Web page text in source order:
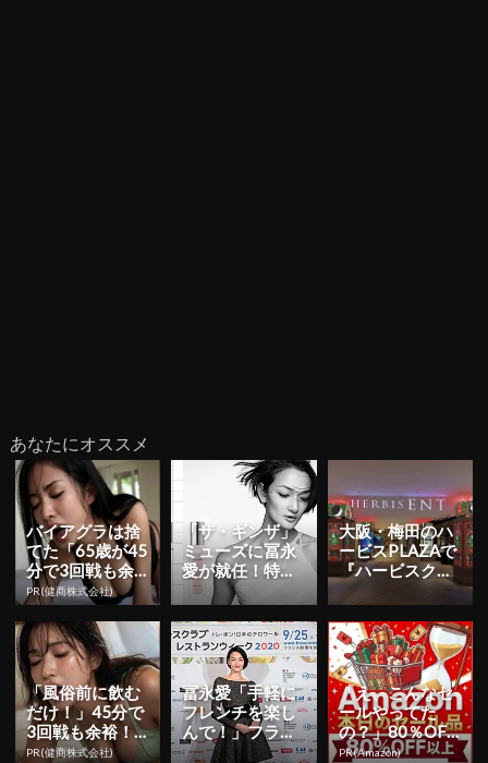
あなたにオススメ
バイアグラは捨
てた「65歳が45
分で3回戦も余
裕」980円で朝
まで絶好調！
PR(健商株式会社)
「ザ・ギンザ」
ミューズに冨永
愛が就任！特注
ドレスを着用し
た新CMも公開
大阪・梅田のハ
ービスPLAZAで
『ハービスクリ
スマスフェア』
が11/6より開
催！...
「風俗前に飲む
だけ！」45分で
3回戦も余裕！9
80円で朝まで絶
PR(健商株式会社)
冨永愛「⼿軽に
フレンチを楽し
んで！」フラン
スレストランウ
「え、こんなセ
ールやってた
の？」80％OFF
以上が続々登
PR(Amazon)